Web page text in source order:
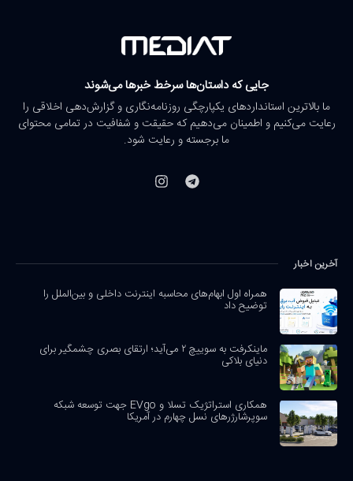
جایی که داستان‌ها سرخط خبرها می‌شوند
ما بالاترین استانداردهای یکپارچگی روزنامه‌نگاری و گزارش‌دهی اخلاقی را
رعایت می‌کنیم و اطمینان می‌دهیم که حقیقت و شفافیت در تمامی محتوای
ما برجسته و رعایت شود.
آخرین اخبار
همراه اول ابهام‌های محاسبه اینترنت داخلی و بین‌الملل را
توضیح داد
ماینکرفت به سوییچ ۲ می‌آید؛ ارتقای بصری چشمگیر برای
دنیای بلاکی
همکاری استراتژیک تسلا و EVgo جهت توسعه شبکه
سوپرشارژرهای نسل چهارم در آمریکا